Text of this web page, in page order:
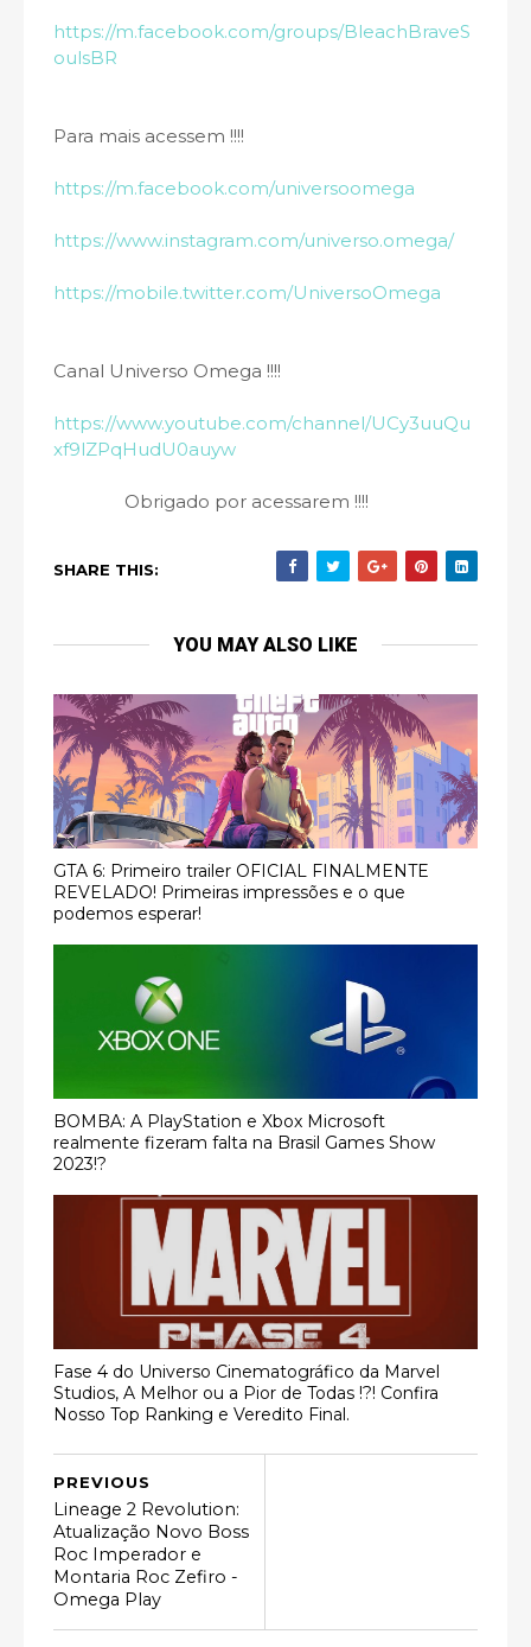
https://m.facebook.com/groups/BleachBraveS
oulsBR
Para mais acessem !!!!
https://m.facebook.com/universoomega
https://www.instagram.com/universo.omega/
https://mobile.twitter.com/UniversoOmega
Canal Universo Omega !!!!
https://www.youtube.com/channel/UCy3uuQu
xf9lZPqHudU0auyw
Obrigado por acessarem !!!!
SHARE THIS:
YOU MAY ALSO LIKE
GTA 6: Primeiro trailer OFICIAL FINALMENTE
REVELADO! Primeiras impressões e o que
podemos esperar!
BOMBA: A PlayStation e Xbox Microsoft
realmente fizeram falta na Brasil Games Show
2023!?
Fase 4 do Universo Cinematográfico da Marvel
Studios, A Melhor ou a Pior de Todas !?! Confira
Nosso Top Ranking e Veredito Final.
PREVIOUS
Lineage 2 Revolution:
Atualização Novo Boss
Roc Imperador e
Montaria Roc Zefiro -
Omega Play